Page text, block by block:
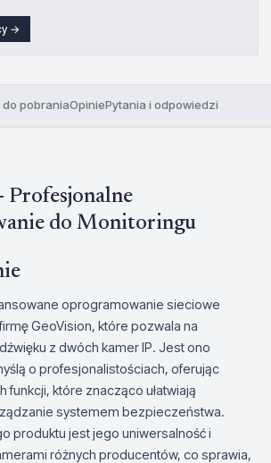
→
do pobraniaOpiniePytania i odpowiedzi
Profesjonalne
do Monitoringu
oprogramowanie sieciowe
GeoVision, które pozwala na
z dwóch kamer IP. Jest ono
o profesjonalistościach, oferując
funkcji, które znacząco ułatwiają
systemem bezpieczeństwa.
produktu jest jego uniwersalność i
różnych producentów, co sprawia,